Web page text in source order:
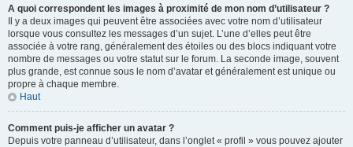
A quoi correspondent les images à proximité de mon nom d’utilisateur ?
Il y a deux images qui peuvent être associées avec votre nom d’utilisateur
lorsque vous consultez les messages d’un sujet. L’une d’elles peut être
associée à votre rang, généralement des étoiles ou des blocs indiquant votre
nombre de messages ou votre statut sur le forum. La seconde image, souvent
plus grande, est connue sous le nom d’avatar et généralement est unique ou
propre à chaque membre.
Haut
Comment puis-je afficher un avatar ?
Depuis votre panneau d’utilisateur, dans l’onglet « profil » vous pouvez ajouter